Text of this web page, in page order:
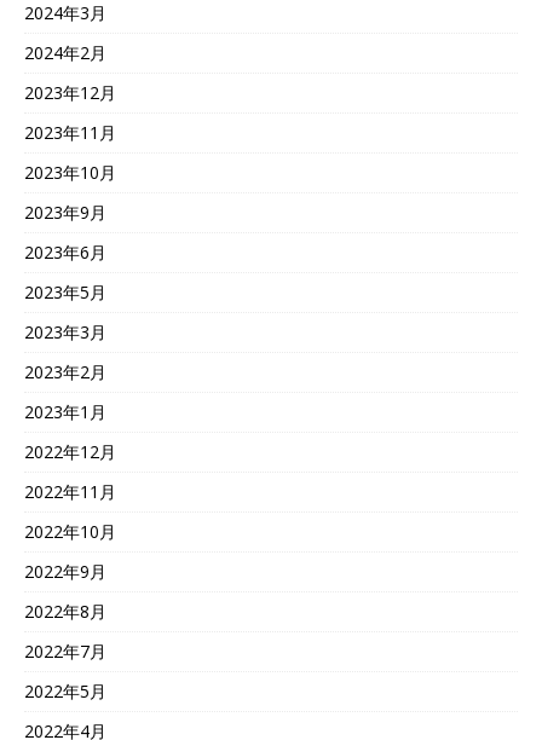
2024年3月
2024年2月
2023年12月
2023年11月
2023年10月
2023年9月
2023年6月
2023年5月
2023年3月
2023年2月
2023年1月
2022年12月
2022年11月
2022年10月
2022年9月
2022年8月
2022年7月
2022年5月
2022年4月